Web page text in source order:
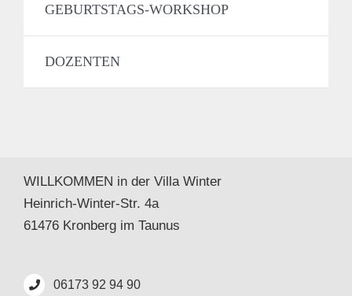
GEBURTSTAGS-WORKSHOP
DOZENTEN
WILLKOMMEN in der Villa Winter
Heinrich-Winter-Str. 4a
61476 Kronberg im Taunus
06173 92 94 90